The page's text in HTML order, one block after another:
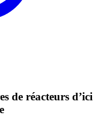
de réacteurs d’ici